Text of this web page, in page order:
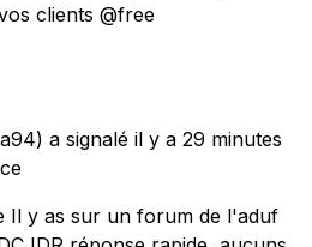
clients @free
a signalé il y a 29 minutes
Il y as sur un forum de l'aduf